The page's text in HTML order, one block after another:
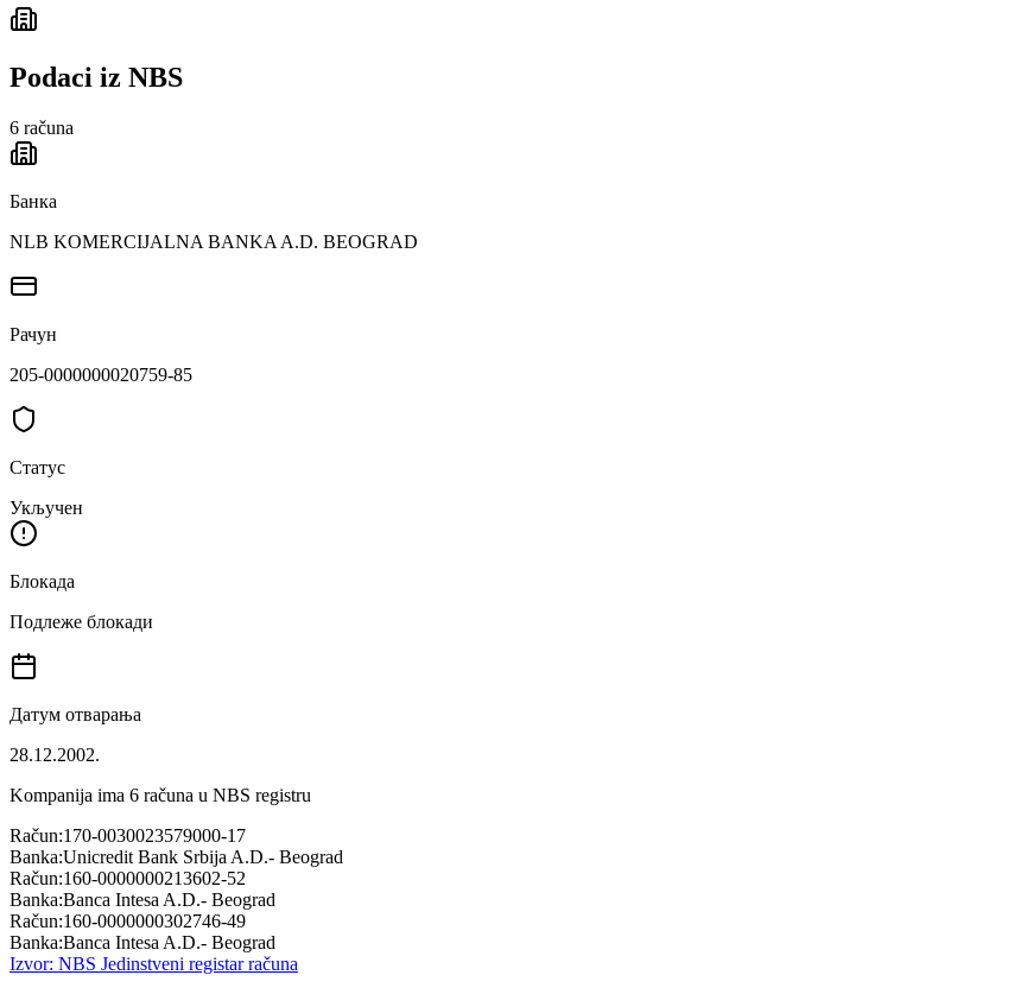
Podaci iz NBS
6 računa
Банка
NLB KOMERCIJALNA BANKA A.D. BEOGRAD
Рачун
205-0000000020759-85
Статус
Укључен
Блокада
Подлеже блокади
Датум отварања
28.12.2002.
Kompanija ima 6 računa u NBS registru
Račun:170-0030023579000-17
Banka:Unicredit Bank Srbija A.D.- Beograd
Račun:160-0000000213602-52
Banka:Banca Intesa A.D.- Beograd
Račun:160-0000000302746-49
Banka:Banca Intesa A.D.- Beograd
Izvor: NBS Jedinstveni registar računa